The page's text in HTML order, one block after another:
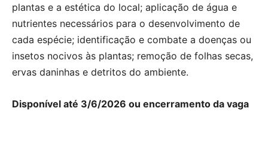
plantas e a estética do local; aplicação de água e
nutrientes necessários para o desenvolvimento de
cada espécie; identificação e combate a doenças ou
insetos nocivos às plantas; remoção de folhas secas,
ervas daninhas e detritos do ambiente.
Disponível até 3/6/2026 ou encerramento da vaga